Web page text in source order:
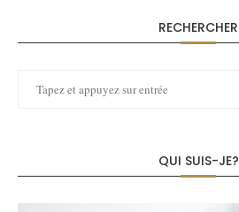
RECHERCHER
QUI SUIS-JE?